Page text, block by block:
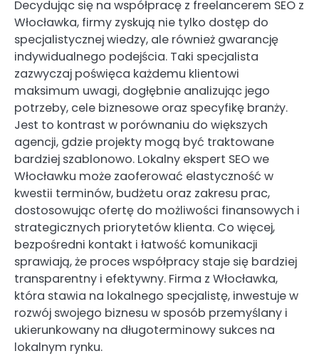
Decydując się na współpracę z freelancerem SEO z
Włocławka, firmy zyskują nie tylko dostęp do
specjalistycznej wiedzy, ale również gwarancję
indywidualnego podejścia. Taki specjalista
zazwyczaj poświęca każdemu klientowi
maksimum uwagi, dogłębnie analizując jego
potrzeby, cele biznesowe oraz specyfikę branży.
Jest to kontrast w porównaniu do większych
agencji, gdzie projekty mogą być traktowane
bardziej szablonowo. Lokalny ekspert SEO we
Włocławku może zaoferować elastyczność w
kwestii terminów, budżetu oraz zakresu prac,
dostosowując ofertę do możliwości finansowych i
strategicznych priorytetów klienta. Co więcej,
bezpośredni kontakt i łatwość komunikacji
sprawiają, że proces współpracy staje się bardziej
transparentny i efektywny. Firma z Włocławka,
która stawia na lokalnego specjalistę, inwestuje w
rozwój swojego biznesu w sposób przemyślany i
ukierunkowany na długoterminowy sukces na
lokalnym rynku.